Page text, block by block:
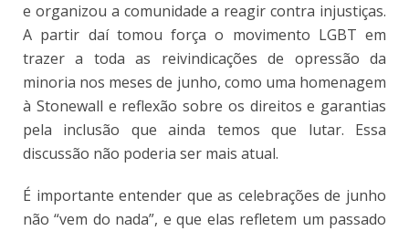
e organizou a comunidade a reagir contra injustiças.
A partir daí tomou força o movimento LGBT em
trazer a toda as reivindicações de opressão da
minoria nos meses de junho, como uma homenagem
à Stonewall e reflexão sobre os direitos e garantias
pela inclusão que ainda temos que lutar. Essa
discussão não poderia ser mais atual.
É importante entender que as celebrações de junho
não “vem do nada”, e que elas refletem um passado